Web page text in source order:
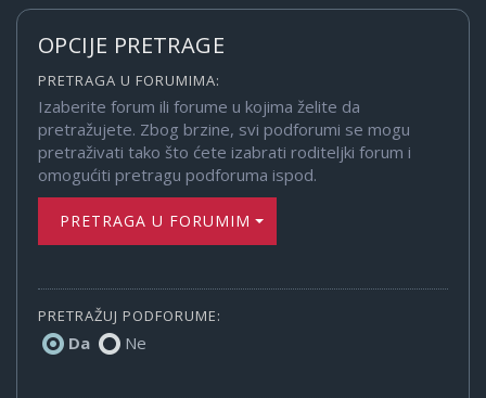
OPCIJE PRETRAGE
PRETRAGA U FORUMIMA:
Izaberite forum ili forume u kojima želite da
pretražujete. Zbog brzine, svi podforumi se mogu
pretraživati tako što ćete izabrati roditeljki forum i
omogućiti pretragu podforuma ispod.
PRETRAGA U FORUMIMA
PRETRAŽUJ PODFORUME:
Da Ne